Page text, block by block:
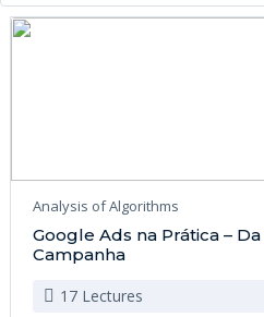
Analysis of Algorithms
Google Ads na Prática –
Campanha
17 Lectures